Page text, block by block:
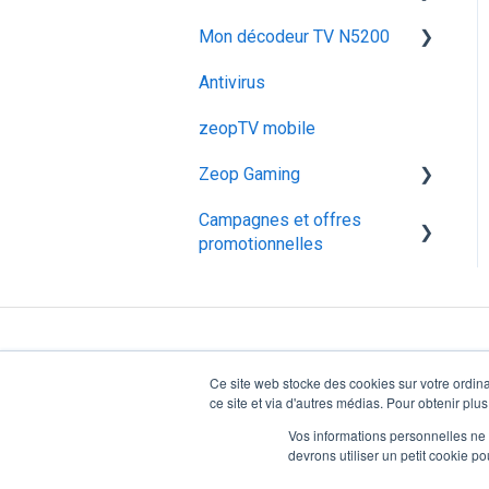
Ce site web stocke des cookies sur votre
ce site et via d'autres médias. Pour obtenir
Vos informations personnelles
devrons utiliser un petit cookie
OptiXstar V163
MyInnBox
Iskratel Innbox G94
Huawei F50
Hitron CODA‑5519
TV
Utiliser mon décodeur TV
TV N9000
Configurer mon décodeur
Mon décodeur TV N5200
Configurer mon décodeur
Antivirus
zeopTV mobile
Zeop Gaming
Présentation
Souscription
Équipement
Campagnes et offres
promotionnelles